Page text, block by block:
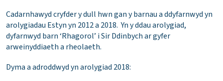
Cadarnhawyd cryfder y dull hwn gan y barnau a ddyfarnwyd yn
arolygiadau Estyn yn 2012 a 2018. Yn y ddau arolygiad,
dyfarnwyd barn ‘Rhagorol’ i Sir Ddinbych ar gyfer
arweinyddiaeth a rheolaeth.
Dyma a adroddwyd yn arolygiad 2018: